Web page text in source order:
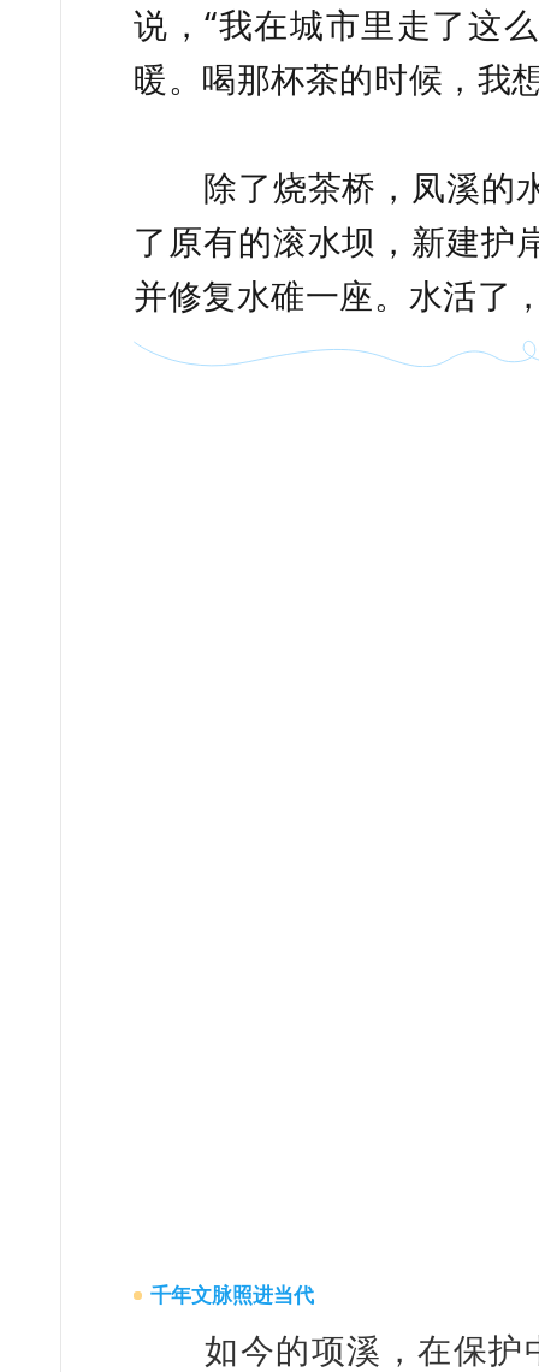
说，“我在城市里走了这
暖。喝那杯茶的时候，我
除了烧茶桥，凤溪的
了原有的滚水坝，新建护
并修复水碓一座。水活了
千年文脉照进当代
如今的项溪，在保护